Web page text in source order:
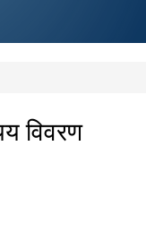
विवरण